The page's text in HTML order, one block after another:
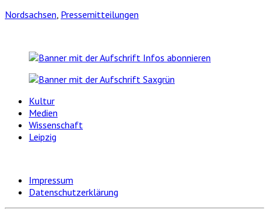
Nordsachsen, Pressemitteilungen
Kultur
Medien
Wissenschaft
Leipzig
Impressum
Datenschutzerklärung